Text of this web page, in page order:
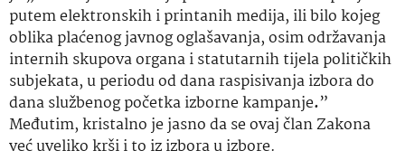
putem elektronskih i printanih medija, ili bilo kojeg
oblika plaćenog javnog oglašavanja, osim održavanja
internih skupova organa i statutarnih tijela političkih
subjekata, u periodu od dana raspisivanja izbora do
dana službenog početka izborne kampanje.”
Međutim, kristalno je jasno da se ovaj član Zakona
već uveliko krši i to iz izbora u izbore.